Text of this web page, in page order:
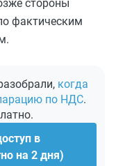
стороны
фактическим
когда
по НДС.
в
на 2 дня)